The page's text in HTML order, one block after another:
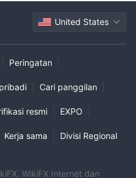
United States
Peringatan
Cari panggilan
resmi EXPO
Kerja sama Divisi Regional
WikiFX Internet dan